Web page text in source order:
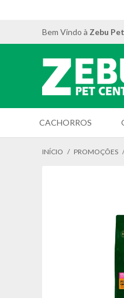
Bem Vindo à Zebu
CACHORROS
INÍCIO / PROMOÇÕES /